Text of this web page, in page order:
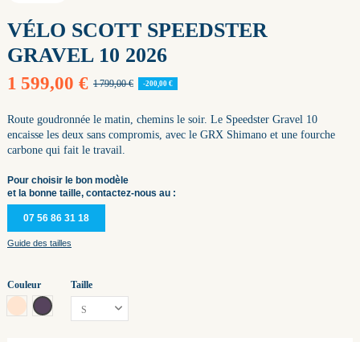
VÉLO SCOTT SPEEDSTER
GRAVEL 10 2026
1 599,00 € 1 799,00 € -200,00 €
Route goudronnée le matin, chemins le soir. Le Speedster Gravel 10
encaisse les deux sans compromis, avec le GRX Shimano et une fourche
carbone qui fait le travail.
Pour choisir le bon modèle
et la bonne taille, contactez-nous au :
07 56 86 31 18
Guide des tailles
Couleur
taupe beigecarbon black/tulip purple
Taille